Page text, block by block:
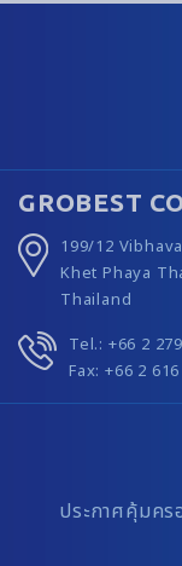
GROBEST
199/12
Khet Phaya
Thailand
Tel.: +66 2
Fax: +66 2
ประกาศคุ้มค